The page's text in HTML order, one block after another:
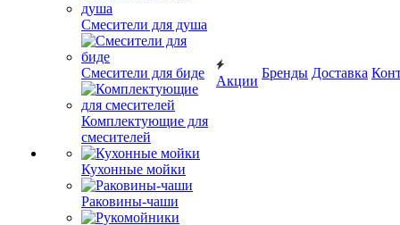
Смесители для душа
Смесители для биде
Комплектующие для
смесителей
Кухонные мойки
Раковины-чаши
Акции
Бренды Доставка